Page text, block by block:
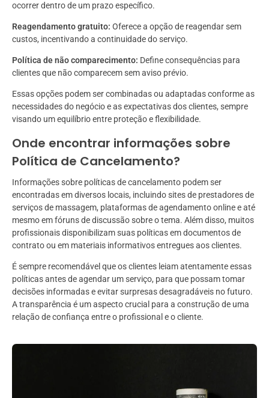
ocorrer dentro de um prazo específico.
Reagendamento gratuito: Oferece a opção de reagendar sem
custos, incentivando a continuidade do serviço.
Política de não comparecimento: Define consequências para
clientes que não comparecem sem aviso prévio.
Essas opções podem ser combinadas ou adaptadas conforme as
necessidades do negócio e as expectativas dos clientes, sempre
visando um equilíbrio entre proteção e flexibilidade.
Onde encontrar informações sobre
Política de Cancelamento?
Informações sobre políticas de cancelamento podem ser
encontradas em diversos locais, incluindo sites de prestadores de
serviços de massagem, plataformas de agendamento online e até
mesmo em fóruns de discussão sobre o tema. Além disso, muitos
profissionais disponibilizam suas políticas em documentos de
contrato ou em materiais informativos entregues aos clientes.
É sempre recomendável que os clientes leiam atentamente essas
políticas antes de agendar um serviço, para que possam tomar
decisões informadas e evitar surpresas desagradáveis no futuro.
A transparência é um aspecto crucial para a construção de uma
relação de confiança entre o profissional e o cliente.